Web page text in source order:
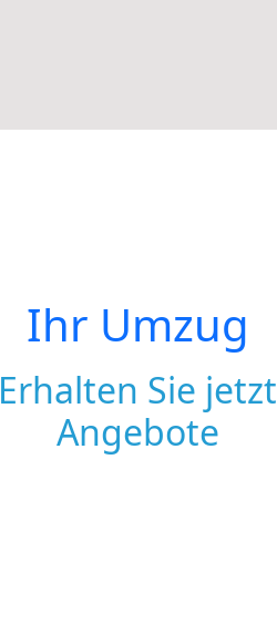
Ihr Umzug
Erhalten Sie jetzt
Angebote